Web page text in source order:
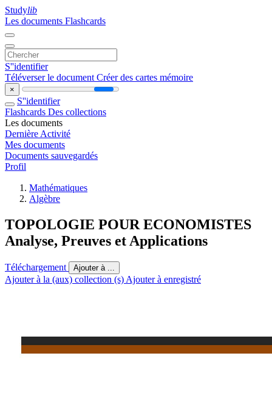
Studylib
Les documents Flashcards
S''identifier
Téléverser le document Créer des cartes mémoire
×
S''identifier
Flashcards Des collections
Les documents
Dernière Activité
Mes documents
Documents sauvegardés
Profil
Mathématiques
Algèbre
TOPOLOGIE POUR ECONOMISTES
Analyse, Preuves et Applications
Téléchargement Ajouter à ...
Ajouter à la (aux) collection (s) Ajouter à enregistré